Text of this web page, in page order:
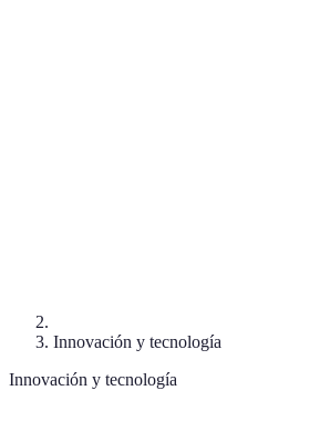
Innovación y tecnología
Innovación y tecnología